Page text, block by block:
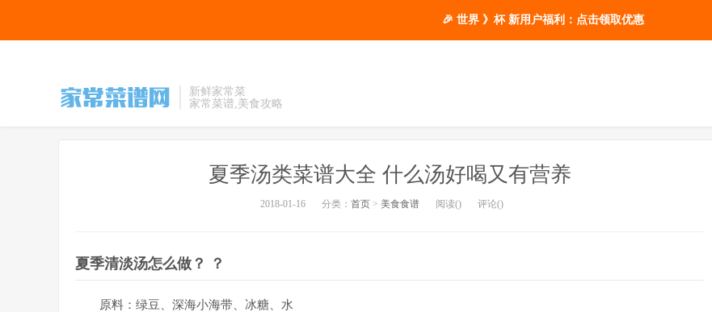
新鲜家常菜
家常菜谱,美食攻略
夏季汤类菜谱大全 什么汤好喝又有营养
2018-01-16 分类： 首页> 美食食谱 阅读() 评论()
夏季清淡汤怎么做？ ？
原料：绿豆、深海小海带、冰糖、水
🎉 世界 》杯 新用户福利：点击领取优惠